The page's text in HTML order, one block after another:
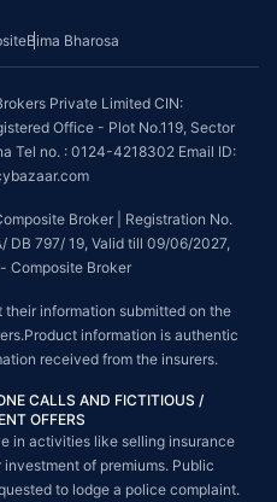
Bima Bharosa
Private Limited CIN:
Office - Plot No.119, Sector
Tel no. : 0124-4218302 Email ID:
Broker | Registration No.
DB 797/ 19, Valid till 09/06/2027,
Composite Broker
information submitted on the
information is authentic
received from the insurers.
CALLS AND FICTITIOUS /
OFFERS
in activities like selling insurance
of premiums. Public
to lodge a police complaint.